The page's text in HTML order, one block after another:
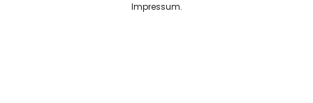
Impressum